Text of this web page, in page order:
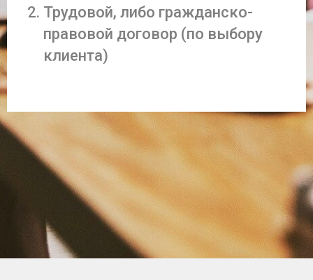
Трудовой, либо гражданско-
правовой договор (по выбору
клиента)